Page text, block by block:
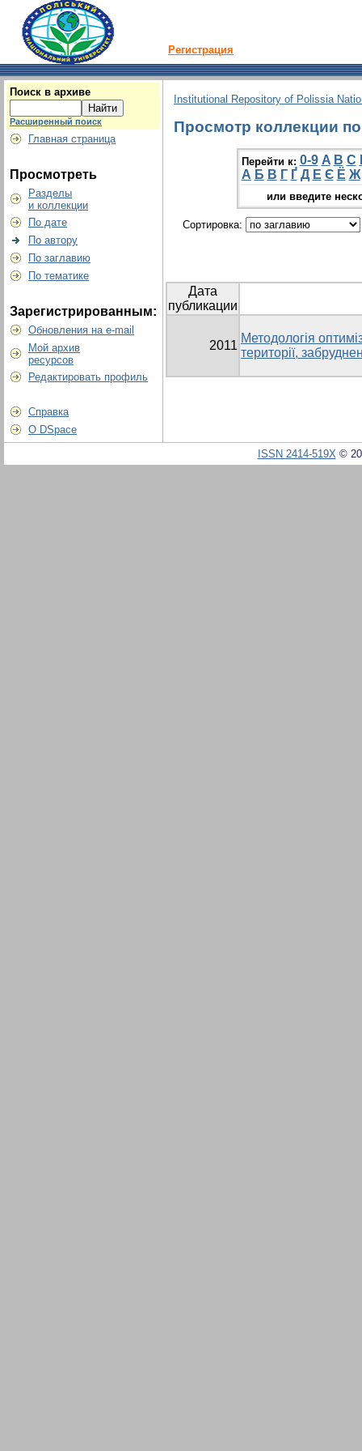
Регистрация
Поиск в архиве
Расширенный поиск
Главная страница
Просмотреть
Разделы
и коллекции
По дате
По автору
По заглавию
По тематике
Зарегистрированным:
Обновления на e-mail
Мой архив
ресурсов
Редактировать профиль
Справка
О DSpace
Institutional Repository of Polissia
Просмотр коллекции
Перейти к: 0-9 A B C
А Б В Г Ґ Д Е Є Ё Ж
или введите
Сортировка:
Дата
публикации
2011
Методологія
території,
ISSN 2414-519X©